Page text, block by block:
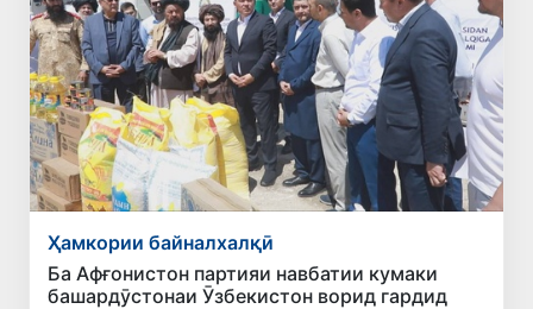
Ҳамкории байналхалқӣ
Ба Афғонистон партияи навбатии кумаки
башардӯстонаи Ӯзбекистон ворид гардид